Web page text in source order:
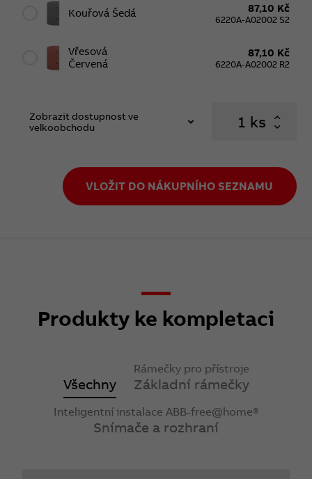
Kouřová Šedá 87,10 Kč
6220A-A02002 S2
Vřesová
Červená
87,10 Kč
6220A-A02002 R2
Zobrazit dostupnost ve
velkoobchodu
ks
VLOŽIT DO NÁKUPNÍHO SEZNAMU
Produkty ke kompletaci
Všechny
Rámečky pro přístroje
Základní rámečky
Inteligentní instalace ABB-free@home®
Snímače a rozhraní